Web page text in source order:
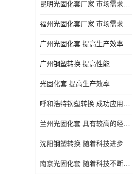
昆明光固化套厂家 市场需求持续增长
福州光固化套厂家 市场需求持续增长
广州光固化套 提高生产效率
广州钢塑转换 提高性能
光固化套 提高生产效率
呼和浩特钢塑转换 成功应用的实例与经验分享
兰州光固化套 具有较高的经济价值和市场竞争力
沈阳钢塑转换 随着科技进步
南京光固化套 随着科技不断进步